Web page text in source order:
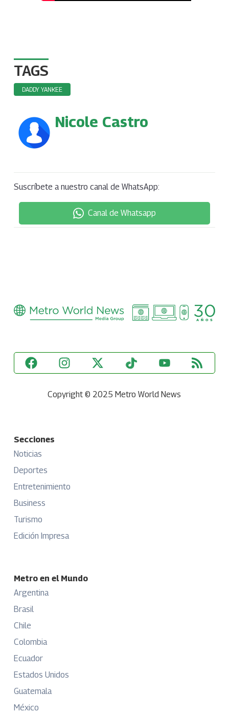
TAGS
DADDY YANKEE
Nicole Castro
Suscríbete a nuestro canal de WhatsApp:
Canal de Whatsapp
Copyright © 2025 Metro World News
Secciones
Noticias
Deportes
Entretenimiento
Business
Turismo
Edición Impresa
Metro en el Mundo
Argentina
Brasil
Chile
Colombia
Ecuador
Estados Unidos
Guatemala
México